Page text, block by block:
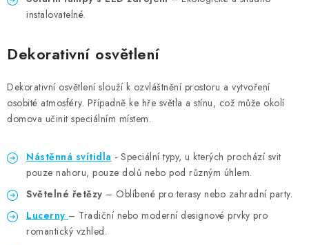
instalovatelné.
Dekorativní osvětlení
Dekorativní osvětlení slouží k ozvláštnění prostoru a vytvoření
osobité atmosféry. Případně ke hře světla a stínu, což může okolí
domova učinit speciálním místem.
Nástěnná svítidla - Speciální typy, u kterých prochází svit
pouze nahoru, pouze dolů nebo pod různým úhlem.
Světelné řetězy – Oblíbené pro terasy nebo zahradní party.
Lucerny – Tradiční nebo moderní designové prvky pro
romantický vzhled.